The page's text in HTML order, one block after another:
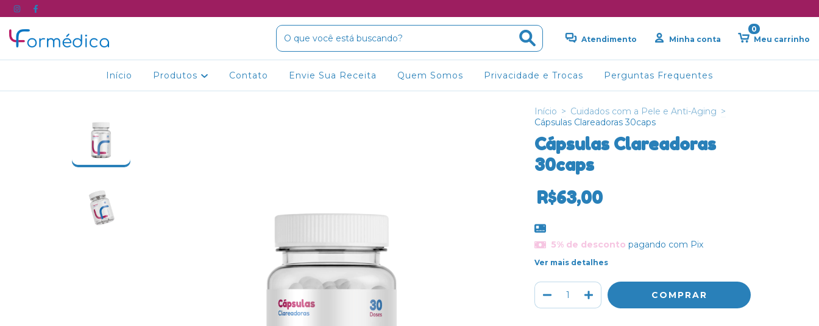
Atendimento Minha conta Meu carrinho
0
Início Produtos Contato Envie Sua Receita Quem Somos Privacidade e Trocas Perguntas Frequentes
Início > Cuidados com a Pele e Anti-Aging >
Cápsulas Clareadoras 30caps
Cápsulas Clareadoras
30caps
R$63,00
5% de desconto pagando com Pix
Ver mais detalhes